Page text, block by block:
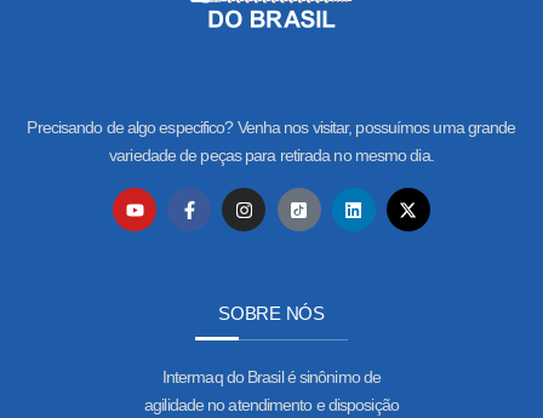
Precisando de algo especifico? Venha nos visitar, possuímos uma grande
variedade de peças para retirada no mesmo dia.
SOBRE NÓS
Intermaq do Brasil é sinônimo de
agilidade no atendimento e disposição